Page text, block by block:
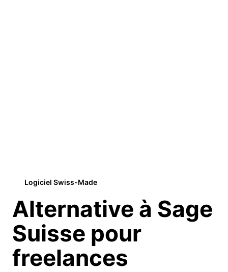
Logiciel Swiss-Made
Alternative à Sage
Suisse pour
freelances